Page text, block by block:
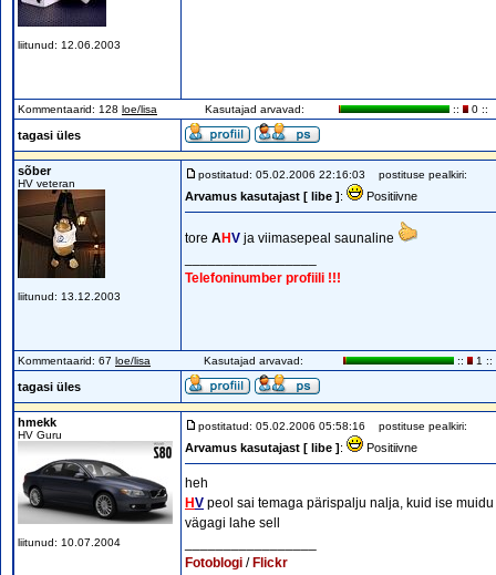
liitunud: 12.06.2003
Kommentaarid: 128 loe/lisa Kasutajad arvavad: :: 0 ::
tagasi üles
sõber
HV veteran
liitunud: 13.12.2003
postitatud: 05.02.2006 22:16:03 postituse pealkiri:
Arvamus kasutajast [ libe ]: Positiivne
tore AHV ja viimasepeal saunaline
Telefoninumber profiili !!!
Kommentaarid: 67 loe/lisa Kasutajad arvavad: :: 1 ::
tagasi üles
hmekk
HV Guru
liitunud: 10.07.2004
postitatud: 05.02.2006 05:58:16 postituse pealkiri:
Arvamus kasutajast [ libe ]: Positiivne
heh
HV peol sai temaga pärispalju nalja, kuid ise muidu
vägagi lahe sell
Fotoblogi / Flickr